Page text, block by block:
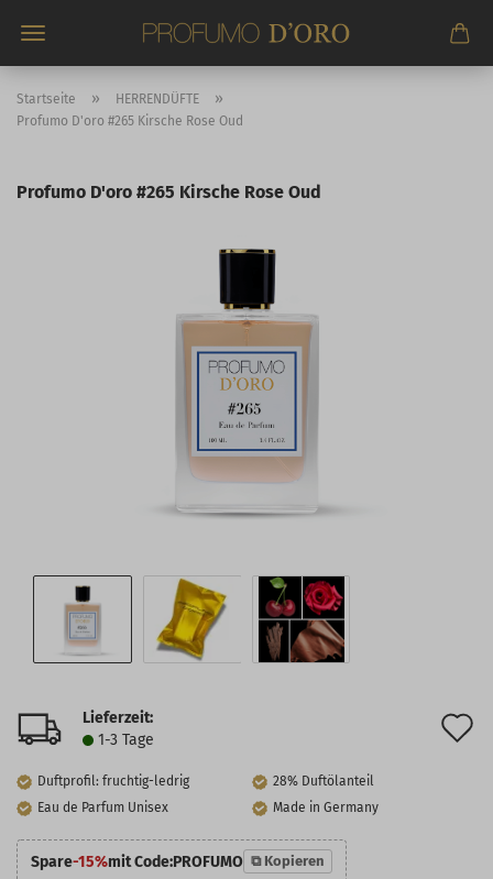
zum
Startseite » HERRENDÜFTE »
Profumo D'oro #265 Kirsche Rose Oud
Profumo D'oro #265 Kirsche Rose Oud
Lieferzeit:
1-3 Tage
Duftprofil: fruchtig-ledrig
28% Duftölanteil
Eau de Parfum Unisex
Made in Germany
Spare-15%mit Code:PROFUMO ⧉ Kopieren